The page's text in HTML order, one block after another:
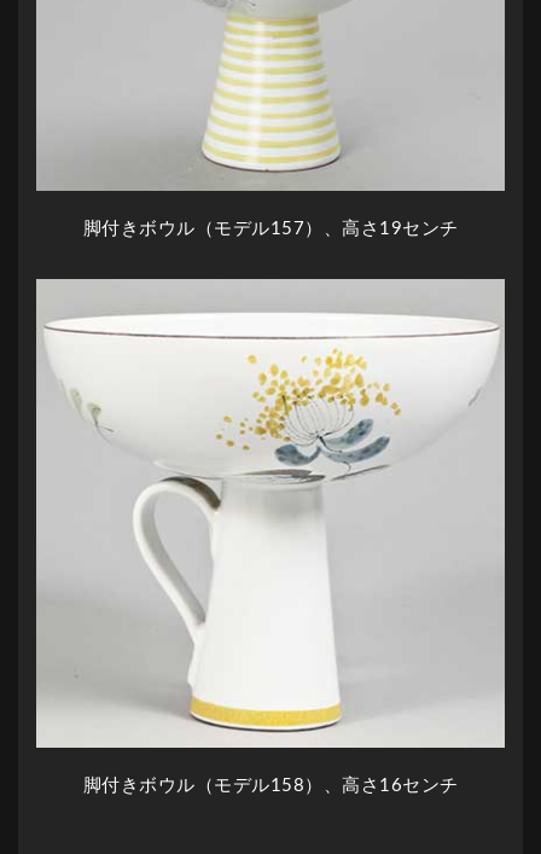
脚付きボウル（モデル157）、高さ19センチ
脚付きボウル（モデル158）、高さ16センチ